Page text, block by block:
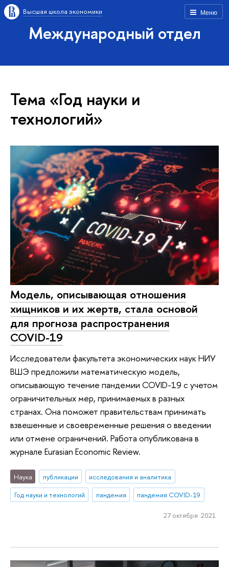
Меню
Высшая школа экономики
Международный отдел
Тема «Год науки и
технологий»
Модель, описывающая отношения
хищников и их жертв, стала основой
для прогноза распространения
COVID-19
Исследователи факультета экономических наук НИУ
ВШЭ предложили математическую модель,
описывающую течение пандемии COVID-19 с учетом
ограничительных мер, принимаемых в разных
странах. Она поможет правительствам принимать
взвешенные и своевременные решения о введении
или отмене ограничений. Работа опубликована в
журнале Eurasian Economic Review.
Наука публикации
исследования и аналитика
Год науки и технологий
пандемия пандемия COVID-19
27 октября 2021